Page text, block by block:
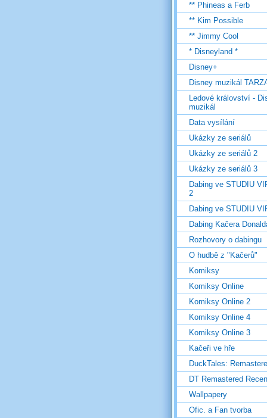
** Phineas a Ferb
** Kim Possible
** Jimmy Cool
* Disneyland *
Disney+
Disney muzikál
Ledové království -
muzikál
Data vysílání
Ukázky ze seriálů
Ukázky ze seriálů 2
Ukázky ze seriálů 3
Dabing ve STUDIU
2
Dabing ve STUDIU
Dabing Kačera
Rozhovory o dabingu
O hudbě z "Kačerů"
Komiksy
Komiksy Online
Komiksy Online 2
Komiksy Online 4
Komiksy Online 3
Kačeři ve hře
DuckTales:
DT Remastered
Wallpapery
Ofic. a Fan tvorba